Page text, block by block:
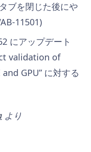
ブを閉じた後にや
11501)
にアップデート
validation of
GPU” に対する
より